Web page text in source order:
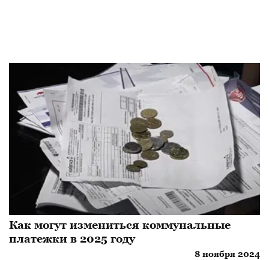
Как могут измениться коммунальные
платежки в 2025 году
8 ноября 2024